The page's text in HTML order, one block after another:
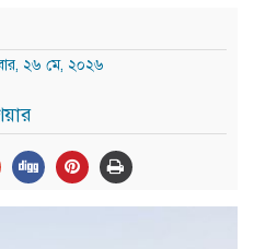
২৬ মে, ২০২৬